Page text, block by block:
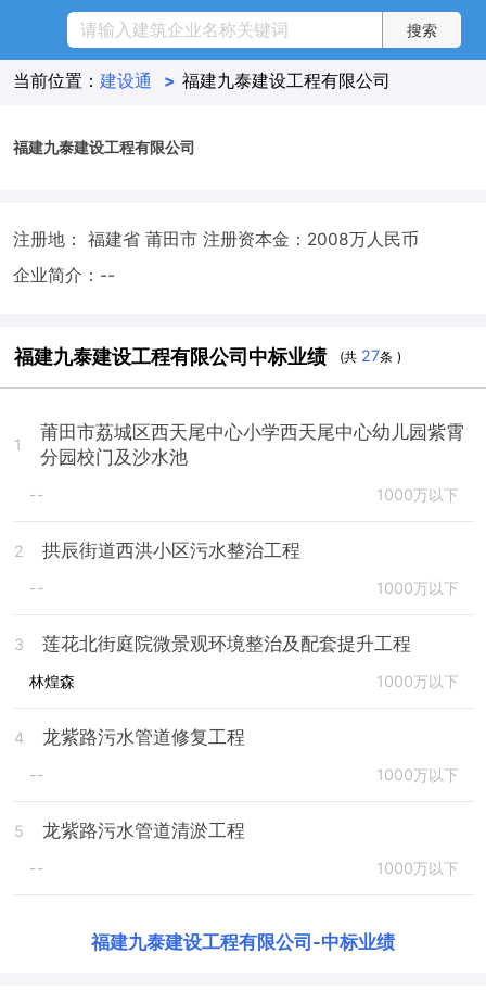
当前位置： 建设通 > 福建九泰建设工程有限公司
福建九泰建设工程有限公司
注册地： 福建省 莆田市 注册资本金：2008万人民币
企业简介：--
福建九泰建设工程有限公司中标业绩 (共 27条 )
1
莆田市荔城区西天尾中心小学西天尾中心幼儿园紫霄
分园校门及沙水池
-- 1000万以下
2 拱辰街道西洪小区污水整治工程
-- 1000万以下
3 莲花北街庭院微景观环境整治及配套提升工程
林煌森 1000万以下
4 龙紫路污水管道修复工程
-- 1000万以下
5 龙紫路污水管道清淤工程
-- 1000万以下
福建九泰建设工程有限公司 -中标业绩